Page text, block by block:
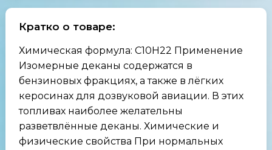
Кратко о товаре:
Химическая формула: C10H22 Применение
Изомерные деканы содержатся в
бензиновых фракциях, а также в лёгких
керосинах для дозвуковой авиации. В этих
топливах наиболее желательны
разветвлённые деканы. Химические и
физические свойства При нормальных